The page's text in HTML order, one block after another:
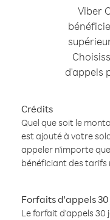
Viber
d'appels
Crédits
Quel que soit le
est ajouté à votre
appeler n'importe
bénéficiant des tarifs
Forfaits d'appels
Le forfait d'appels 30